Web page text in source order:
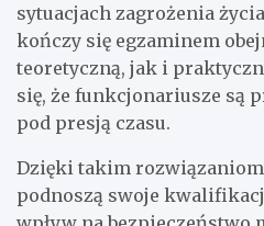
sytuacjach zagrożenia
kończy się egzaminem
teoretyczną, jak i
się, że funkcjonariusze są
pod presją czasu.
Dzięki takim
podnoszą swoje